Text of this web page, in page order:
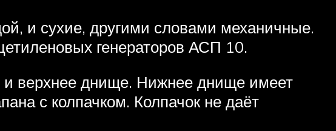
и сухие, другими словами механичные.
генераторов АСП 10.
верхнее днище. Нижнее днище имеет
с колпачком. Колпачок не даёт